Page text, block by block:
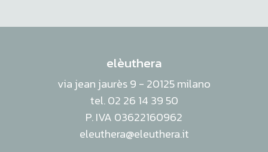
elèuthera
via jean jaurès 9 - 20125 milano
tel. 02 26 14 39 50
P. IVA 03622160962
eleuthera@eleuthera.it